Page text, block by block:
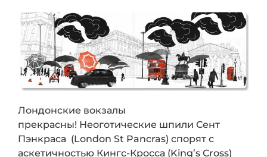
Лондонские вокзалы
прекрасны! Неоготические шпили Сент
Пэнкраса (London St Pancras) спорят с
аскетичностью Кингс-Кросса (King’s Cross)